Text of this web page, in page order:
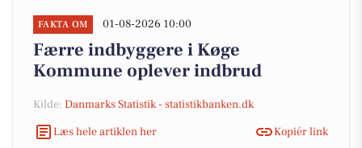
FAKTA OM 01-08-2026 10:00
Færre indbyggere i Køge
Kommune oplever indbrud
Kilde: Danmarks Statistik - statistikbanken.dk
Læs hele artiklen her
Kopiér link